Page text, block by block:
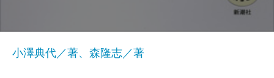
小澤典代／著、森隆志／著